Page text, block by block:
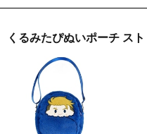
くるみたぴぬいポーチ ス